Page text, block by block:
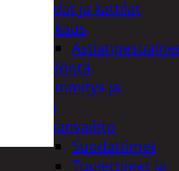
Padat ja kattilat
Tiskaus
Säilöntä
Kodin lämmitys ja
tuuletus
Ilmanvaihto
Suodattimet
Tuulettimet ja